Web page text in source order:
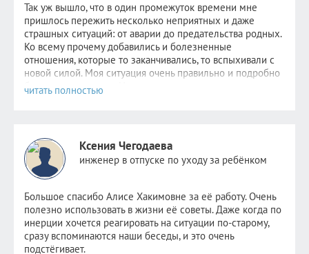
Так уж вышло, что в один промежуток времени мне
пришлось пережить несколько неприятных и даже
страшных ситуаций: от аварии до предательства родных.
Ко всему прочему добавились и болезненные
отношения, которые то заканчивались, то вспыхивали с
новой силой. Моя ситуация очень правильно и подробно
была описаназдесь
силах, обратилась к Алисе.
После консультаций в голове отложились рекомендации
психолога, старалась следовать всем советам, но сердцу
не прикажешь: по-прежнему было очень больно видеть
новые отношения прежде любимого человека. Но потом
я и сама не заметила как стала снова видеть других
парней. Как открыла ранее заблокированные страницы.
Как мне стало не совсем безразлично, но значительно
легче. Как мне снова стало нравиться держать кого-то
Ксения Чегодаева
инженер в отпуске по уходу за ребёнком
Большое спасибо Алисе Хакимовне за её работу. Очень
полезно использовать в жизни её советы. Даже когда по
инерции хочется реагировать на ситуации по-старому,
сразу вспоминаются наши беседы, и это очень
подстёгивает.